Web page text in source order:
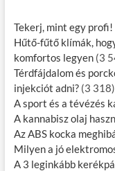
Tekerj, mint egy
Hűtő-fűtő klímák,
komfortos legyen (3
Térdfájdalom és
injekciót adni? (3 318)
A sport és a tévézés
A kannabisz olaj
Az ABS kocka
Milyen a jó
A 3 leginkább